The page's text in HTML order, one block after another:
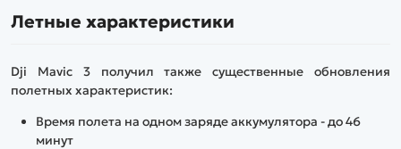
Летные характеристики
Dji Mavic 3 получил также существенные обновления
полетных характеристик:
Время полета на одном заряде аккумулятора - до 46
минут